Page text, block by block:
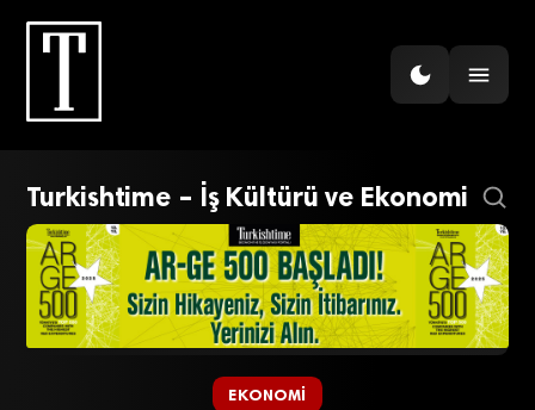
Turkishtime – İş Kültürü ve Ekonomi
EKONOMI